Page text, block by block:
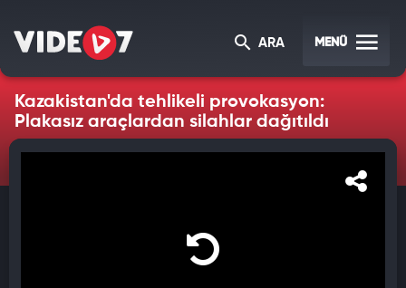
ARA MENÜ
Kazakistan'da tehlikeli provokasyon:
Plakasız araçlardan silahlar dağıtıldı